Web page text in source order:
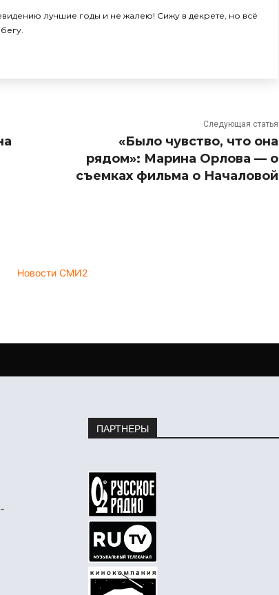
лучшие годы и не жалею! Сижу в декрете, но всё
Следующая статья
«Было чувство, что она
рядом»: Марина Орлова — о
съемках фильма о Началовой
Новости СМИ2
ПАРТНЕРЫ